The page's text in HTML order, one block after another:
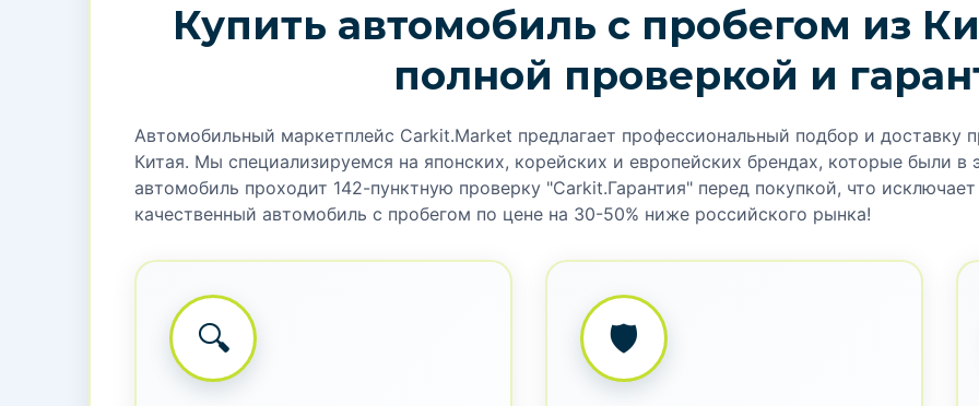
Купить автомобиль с пробегом из
полной проверкой и
Автомобильный маркетплейс Carkit.Market предлагает профессиональный подбор и доставку
Китая. Мы специализируемся на японских, корейских и европейских брендах, которые были в
автомобиль проходит 142-пунктную проверку "Carkit.Гарантия" перед покупкой, что
качественный автомобиль с пробегом по цене на 30-50% ниже российского рынка!
🔍 🛡️